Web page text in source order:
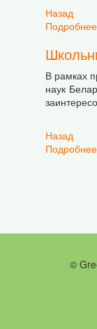
Назад
Подробнее
В рамках
наук
Назад
Подробнее
©